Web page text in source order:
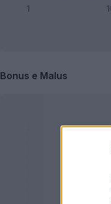
Bonus e Malus